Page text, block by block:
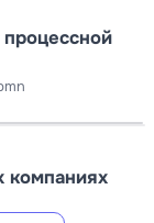
компаниях